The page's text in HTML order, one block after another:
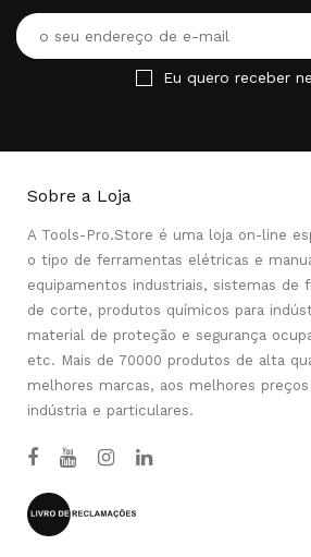
Eu quero receber
Sobre a Loja
A Tools-Pro.Store é uma loja on-line
o tipo de ferramentas elétricas e
equipamentos industriais, sistemas de
de corte, produtos químicos para
material de proteção e segurança
etc. Mais de 70000 produtos de alta
melhores marcas, aos melhores
indústria e particulares.